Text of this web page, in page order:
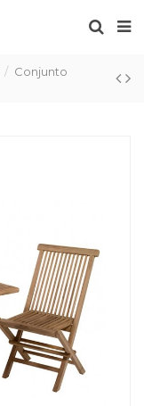
Conjunto